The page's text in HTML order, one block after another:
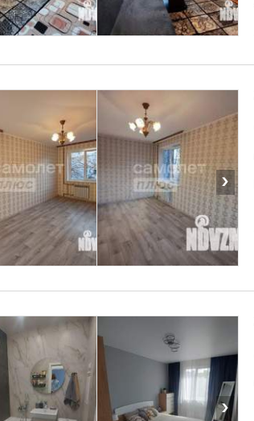
›
›